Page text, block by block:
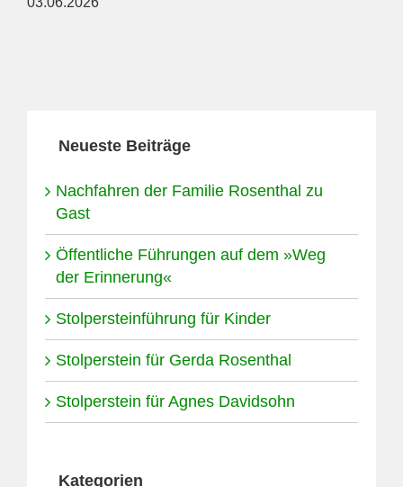
Neueste Beiträge
Nachfahren der Familie Rosenthal zu
Gast
Öffentliche Führungen auf dem »Weg
der Erinnerung«
Stolpersteinführung für Kinder
Stolperstein für Gerda Rosenthal
Stolperstein für Agnes Davidsohn
Kategorien